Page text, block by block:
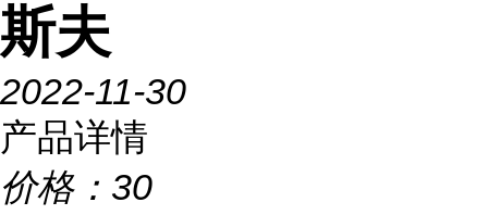
斯夫
2022-11-30
产品详情
价格： 30